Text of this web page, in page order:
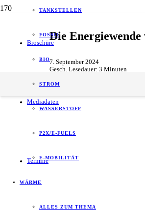
Broschüre
Mediadaten
Termine
TANKSTELLEN
FOSSIL
BIO
STROM
WASSERSTOFF
P2X/E-FUELS
E-MOBILITÄT
WÄRME
ALLES ZUM THEMA
Die
7. September 2024
Gesch. Lesedauer: 3 Minuten